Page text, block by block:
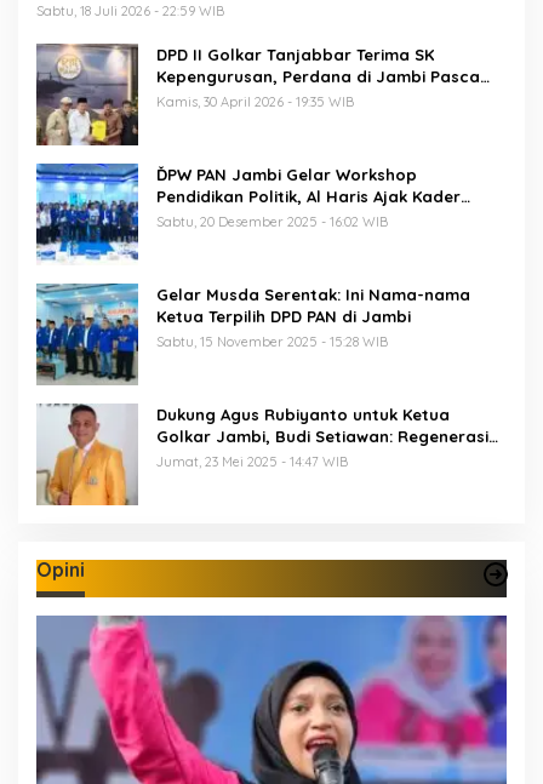
Sabtu, 18 Juli 2026 - 22:59 WIB
DPD II Golkar Tanjabbar Terima SK
Kepengurusan, Perdana di Jambi Pasca
Musda
Kamis, 30 April 2026 - 19:35 WIB
ĎPW PAN Jambi Gelar Workshop
Pendidikan Politik, Al Haris Ajak Kader
Perkuat Soliditas Jelang Pemilu 2029
Sabtu, 20 Desember 2025 - 16:02 WIB
Gelar Musda Serentak: Ini Nama-nama
Ketua Terpilih DPD PAN di Jambi
Sabtu, 15 November 2025 - 15:28 WIB
Dukung Agus Rubiyanto untuk Ketua
Golkar Jambi, Budi Setiawan: Regenerasi
Kepemimpinan Wajib Berjalan
Jumat, 23 Mei 2025 - 14:47 WIB
Opini